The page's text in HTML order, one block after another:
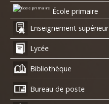
École primaire
Enseignement supérieur
Lycée
Bibliothèque
Bureau de poste